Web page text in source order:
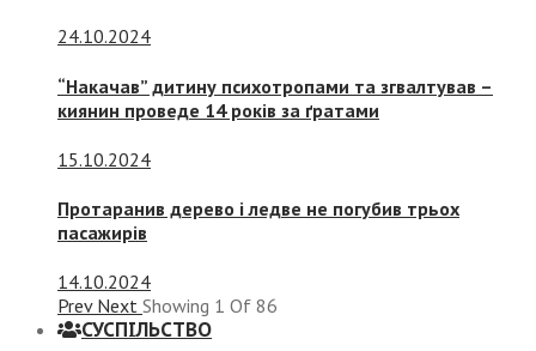
24.10.2024
“Накачав” дитину психотропами та згвалтував –
киянин проведе 14 років за ґратами
15.10.2024
Протаранив дерево і ледве не погубив трьох
пасажирів
14.10.2024
Prev Next Showing 1 Of 86
СУСПIЛЬСТВО